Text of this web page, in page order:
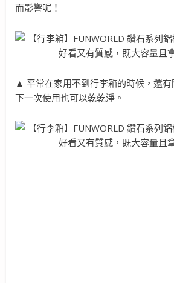
而影響呢！
▲ 平常在家用不到行李箱的時候，還
下一次使用也可以乾乾淨。